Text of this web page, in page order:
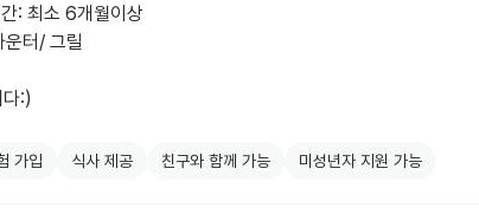
: 최소 6개월이상
터/ 그릴
:)
가입 식사 제공 친구와 함께 가능 미성년자 지원 가능